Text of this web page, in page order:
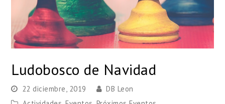
Ludobosco de Navidad
22 diciembre, 2019
DB Leon